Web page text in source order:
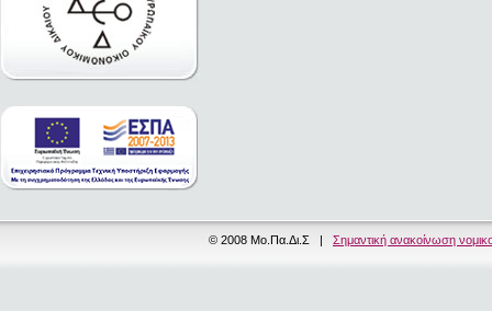
© 2008 Μο.Πα.Δι.Σ | Σημαντική ανακοίνωση